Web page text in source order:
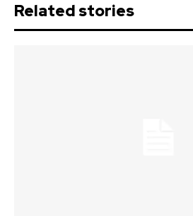
Related stories